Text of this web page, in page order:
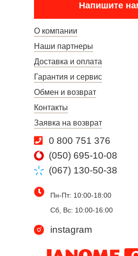
Напишите
О компании
Наши партнеры
Доставка и оплата
Гарантия и сервис
Обмен и возврат
Контакты
Заявка на возврат
0 800 751 376
(050) 695-10-08
(067) 130-50-38
Пн-Пт: 10:00-18:00
Сб, Вс: 10:00-16:00
instagram